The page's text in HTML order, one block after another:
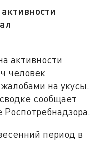
активности
человек
на укусы.
сообщает
Роспотребнадзора.
период в